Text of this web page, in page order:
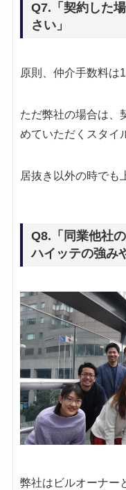
Q7.「契約した
さい」
原則、仲介手数料は
ただ弊社の場合は、
めていただくスタイ
居抜き以外の時でも
Q8.「同業他社
ハイッテの強み
弊社はビルオーナー